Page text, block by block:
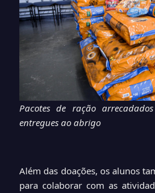
Pacotes de ração
entregues ao abrigo
Além das doações, os alunos
para colaborar com as